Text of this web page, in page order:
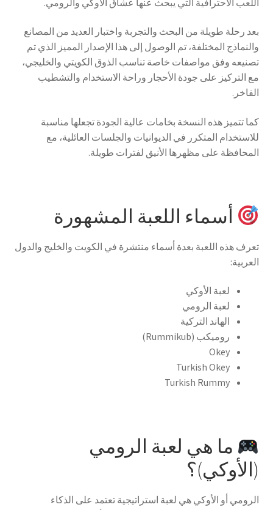
بعد رحلة طويلة من البحث والتجربة واختبار العديد من المصانع
والنماذج المختلفة، تم الوصول إلى هذا الإصدار المميز الذي تم
تصنيعه وفق مواصفات خاصة تناسب الذوق الكويتي والخليجي،
مع التركيز على جودة الأحجار وراحة الاستخدام والتشطيب
الفاخر.
كما تتميز هذه النسخة بخامات عالية الجودة تجعلها مناسبة
للاستخدام المتكرر في الديوانيات والجلسات العائلية، مع
المحافظة على مظهرها الأنيق لفترات طويلة.
أسماء اللعبة المشهورة
تعرف هذه اللعبة بعدة أسماء منتشرة في الكويت والخليج والدول
العربية:
لعبة الأوكي
لعبة الرومي
الهاند التركية
روميكب (Rummikub)
Okey
Turkish Okey
Turkish Rummy
ما هي لعبة الرومي
(الأوكي)؟
الرومي أو الأوكي هي لعبة استراتيجية تعتمد على الذكاء